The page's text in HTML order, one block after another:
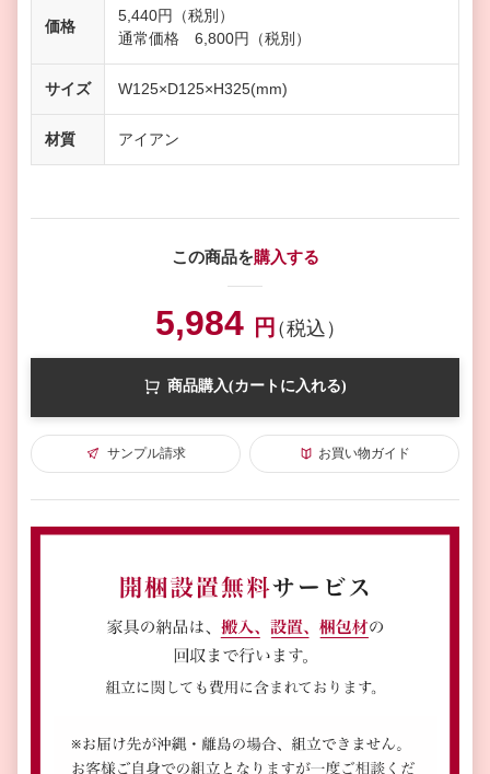
価格
5,440円（税別）
通常価格 6,800円（税別）
サイズ W125×D125×H325(mm)
材質 アイアン
この商品を購入する
5,984 円（税込）
商品購入(カートに入れる)
サンプル請求 お買い物ガイド